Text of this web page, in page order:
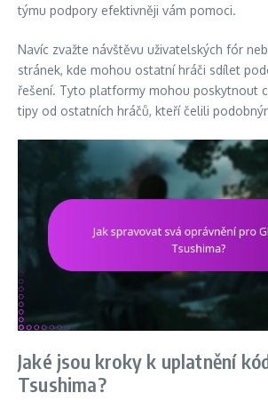
týmu podpory efektivněji vám pomoci.
Navíc zvažte návštěvu uživatelských fór
stránek, kde mohou ostatní hráči sdílet
řešení. Tyto platformy mohou poskytnout
tipy od ostatních hráčů, kteří čelili
Jaké jsou kroky k uplatnění
Tsushima?